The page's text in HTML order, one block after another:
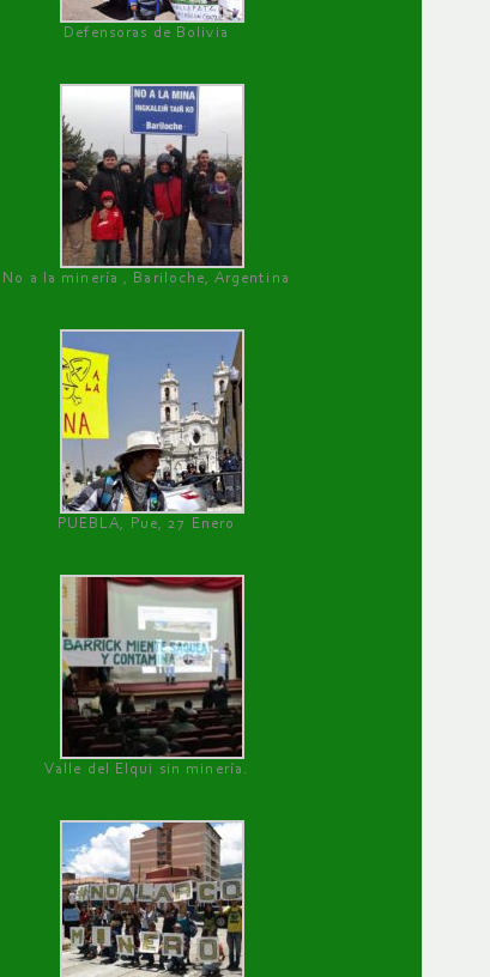
Defensoras de Bolivia
No a la minería , Bariloche, Argentina
PUEBLA, Pue, 27 Enero
Valle del Elqui sin minería.